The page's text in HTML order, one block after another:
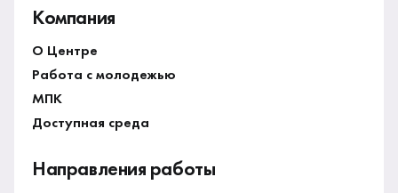
Компания
О Центре
Работа с молодежью
МПК
Доступная среда
Направления работы